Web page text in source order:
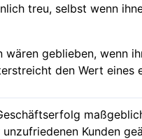
treu, selbst wenn
wären geblieben, wenn
den Wert eines
Kunden